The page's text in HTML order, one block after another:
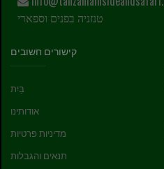
טנזניה בפנים וספארי
קישורים חשובים
בַּיִת
אודותינו
מדיניות פרטיות
תנאים והגבלות